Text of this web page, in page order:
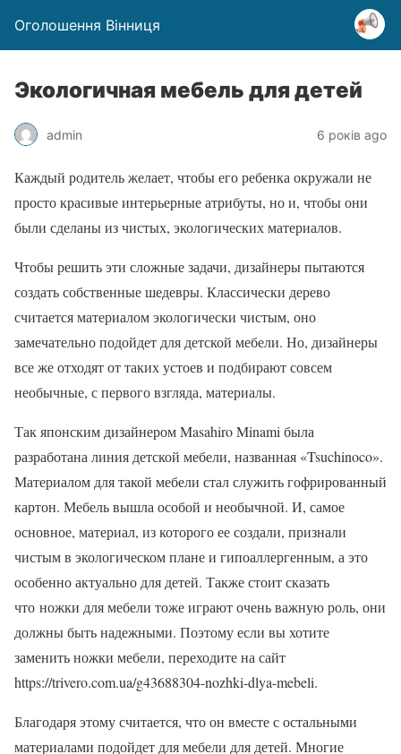
Оголошення Вінниця
Экологичная мебель для детей
admin 6 років ago
Каждый родитель желает, чтобы его ребенка окружали не
просто красивые интерьерные атрибуты, но и, чтобы они
были сделаны из чистых, экологических материалов.
Чтобы решить эти сложные задачи, дизайнеры пытаются
создать собственные шедевры. Классически дерево
считается материалом экологически чистым, оно
замечательно подойдет для детской мебели. Но, дизайнеры
все же отходят от таких устоев и подбирают совсем
необычные, с первого взгляда, материалы.
Так японским дизайнером Masahiro Minami была
разработана линия детской мебели, названная «Tsuchinoco».
Материалом для такой мебели стал служить гофрированный
картон. Мебель вышла особой и необычной. И, самое
основное, материал, из которого ее создали, признали
чистым в экологическом плане и гипоаллергенным, а это
особенно актуально для детей. Также стоит сказать
что ножки для мебели тоже играют очень важную роль, они
должны быть надежными. Поэтому если вы хотите
заменить ножки мебели, переходите на сайт
https://trivero.com.ua/g43688304-nozhki-dlya-mebeli.
Благодаря этому считается, что он вместе с остальными
материалами подойдет для мебели для детей. Многие